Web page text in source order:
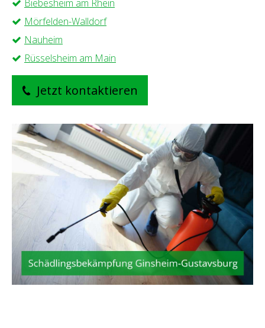
Biebesheim am Rhein
Mörfelden-Walldorf
Nauheim
Rüsselsheim am Main
Jetzt kontaktieren